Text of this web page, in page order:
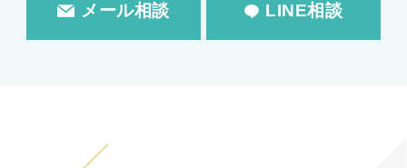
メール相談 LINE相談